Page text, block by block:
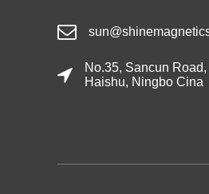
No.35, Sancun
Haishu, Ningbo Cina